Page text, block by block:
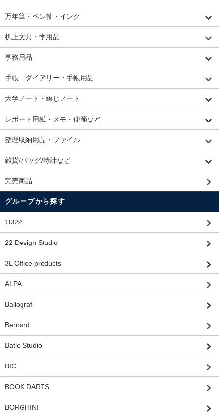
万年筆・ペン軸・インク
机上文具・学用品
事務用品
手帳・ダイアリー・手帳用品
大学ノート・綴じノート
レポート用紙・メモ・便箋など
整理収納用品・ファイル
雑貨/バッグ/時計など
完売商品
グループから探す
100%
22 Design Studio
3L Office products
ALPA
Ballograf
Bernard
Batle Studio
BIC
BOOK DARTS
BORGHINI